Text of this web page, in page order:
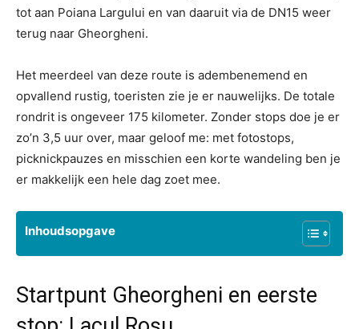
tot aan Poiana Largului en van daaruit via de DN15 weer
terug naar Gheorgheni.
Het meerdeel van deze route is adembenemend en
opvallend rustig, toeristen zie je er nauwelijks. De totale
rondrit is ongeveer 175 kilometer. Zonder stops doe je er
zo’n 3,5 uur over, maar geloof me: met fotostops,
picknickpauzes en misschien een korte wandeling ben je
er makkelijk een hele dag zoet mee.
Inhoudsopgave
Startpunt Gheorgheni en eerste